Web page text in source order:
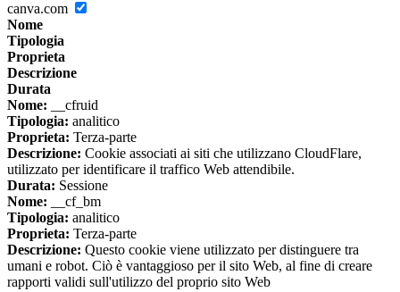
canva.com
Nome
Tipologia
Proprieta
Descrizione
Durata
Nome: __cfruid
Tipologia: analitico
Proprieta: Terza-parte
Descrizione: Cookie associati ai siti che utilizzano CloudFlare,
utilizzato per identificare il traffico Web attendibile.
Durata: Sessione
Nome: __cf_bm
Tipologia: analitico
Proprieta: Terza-parte
Descrizione: Questo cookie viene utilizzato per distinguere tra
umani e robot. Ciò è vantaggioso per il sito Web, al fine di creare
rapporti validi sull'utilizzo del proprio sito Web